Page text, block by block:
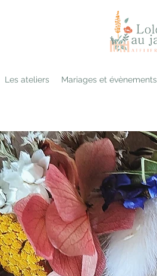
Les ateliers Mariages et évènements